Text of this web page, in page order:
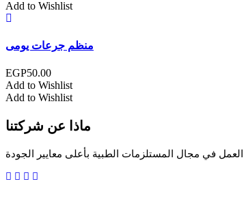
Add to Wishlist
منظم جرعات يومى
EGP50.00
Add to Wishlist
Add to Wishlist
ماذا عن شركتنا
في مجال المستلزمات الطبية بأعلى معايير الجودة